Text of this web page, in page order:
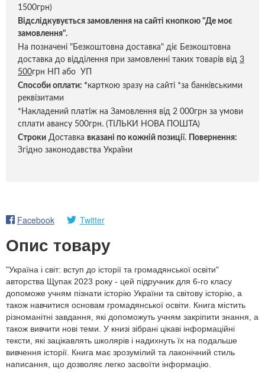
1500грн)
Відслідкувується замовлення на сайті кнопкою "Де моє
замовлення".
На позначені "Безкоштовна доставка" діє Безкоштовна
доставка до відділення при замовленні таких товарів від 3
500грн НП або УП
Способи оплати: *карткою зразу на сайті *за банківськими
реквізитами
*Накладений платіж на Замовлення від 2 000грн за умови
сплати авансу 500грн. (ТІЛЬКИ НОВА ПОШТА)
Строки Доставка вказані по кожній позиції.
Повернення:
Згідно законодавства України
Facebook Twitter
Опис товару
"Україна і світ: вступ до історії та громадянської освіти"
авторства Щупак 2023 року - цей підручник для 6-го класу
допоможе учням пізнати історію України та світову історію, а
також навчитися основам громадянської освіти. Книга містить
різноманітні завдання, які допоможуть учням закріпити знання, а
також вивчити нові теми. У книзі зібрані цікаві інформаційні
тексти, які зацікавлять школярів і надихнуть їх на подальше
вивчення історії. Книга має зрозумілий та лаконічний стиль
написання, що дозволяє легко засвоїти інформацію.